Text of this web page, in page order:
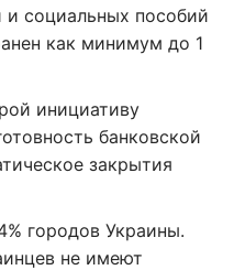
и социальных пособий
как минимум до 1
инициативу
банковской
закрытия
городов Украины.
не имеют